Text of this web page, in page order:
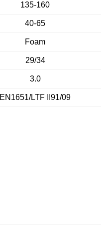
135-160
40-65
Foam
29/34
3.0
EN1651/LTF II91/09